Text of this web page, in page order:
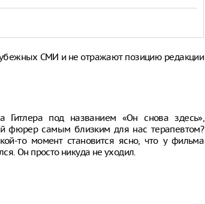
СМИ и не отражают позицию редакции
Гитлера под названием «Он снова здесь»,
фюрер самым близким для нас терапевтом?
то момент становится ясно, что у фильма
Он просто никуда не уходил.